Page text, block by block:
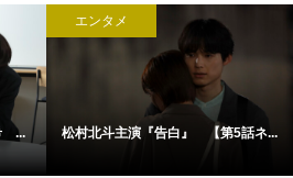
...
エンタメ
松村北斗主演『告白』 【第5話ネ...